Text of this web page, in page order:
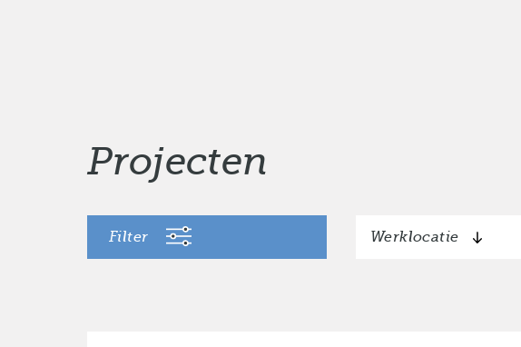
Projecten
Filter Werklocatie